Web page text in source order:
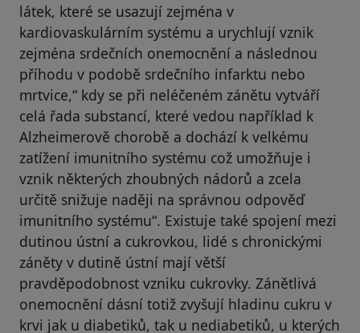
látek, které se usazují zejména v
kardiovaskulárním systému a urychlují vznik
zejména srdečních onemocnění a následnou
příhodu v podobě srdečního infarktu nebo
mrtvice,“ kdy se při neléčeném zánětu vytváří
celá řada substancí, které vedou například k
Alzheimerově chorobě a dochází k velkému
zatížení imunitního systému což umožňuje i
vznik některých zhoubných nádorů a zcela
určitě snižuje naději na správnou odpověď
imunitního systému“. Existuje také spojení mezi
dutinou ústní a cukrovkou, lidé s chronickými
záněty v dutině ústní mají větší
pravděpodobnost vzniku cukrovky. Zánětlivá
onemocnění dásní totiž zvyšují hladinu cukru v
krvi jak u diabetiků, tak u nediabetiků, u kterých